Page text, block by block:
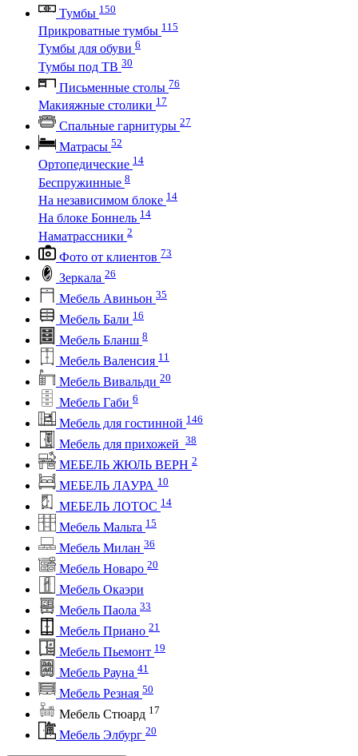
Тумбы 150
Прикроватные тумбы 115
Тумбы для обуви 6
Тумбы под ТВ 30
Письменные столы 76
Макияжные столики 17
Спальные гарнитуры 27
Матрасы 52
Ортопедические 14
Беспружинные 8
На независимом блоке 14
На блоке Боннель 14
Наматрассники 2
Фото от клиентов 73
Зеркала 26
Мебель Авиньон 35
Мебель Бали 16
Мебель Бланш 8
Мебель Валенсия 11
Мебель Вивальди 20
Мебель Габи 6
Мебель для гостинной 146
Мебель для прихожей 38
МЕБЕЛЬ ЖЮЛЬ ВЕРН 2
МЕБЕЛЬ ЛАУРА 10
МЕБЕЛЬ ЛОТОС 14
Мебель Мальта 15
Мебель Милан 36
Мебель Новаро 20
Мебель Окаэри
Мебель Паола 33
Мебель Приано 21
Мебель Пьемонт 19
Мебель Рауна 41
Мебель Резная 50
Мебель Стюард 17
Мебель Элбург 20